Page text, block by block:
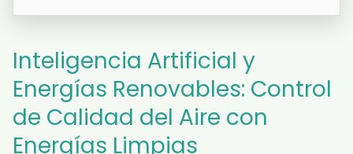
Inteligencia Artificial y
Energías Renovables: Control
de Calidad del Aire con
Energías Limpias